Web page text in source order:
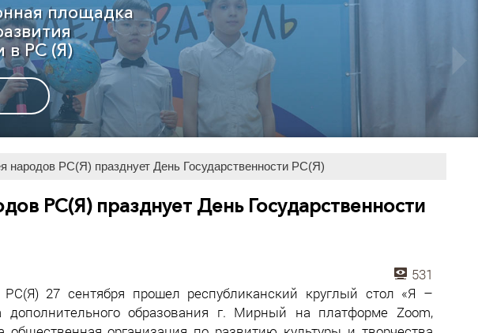
центр
народов РС(Я) празднует День Государственности РС(Я)
РС(Я) празднует День Государственности
531
РС(Я) 27 сентября прошел республиканский круглый стол «Я –
образования г. Мирный на платформе Zoom,